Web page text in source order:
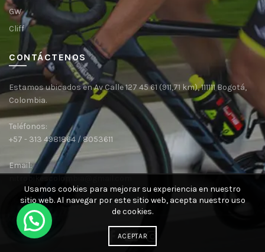
GW
Cliff
CONTÁCTENOS
Estamos ubicados en Av Calle 127 45 61 (911,71 km), 111111 Bogotá,
Colombia.
Teléfonos:
+57 - 313 4981864 / 8053611
Email:
Usamos cookies para mejorar su experiencia en nuestro
sitio web.Al navegar por este sitio web, acepta nuestro uso
de cookies.
ACEPTAR